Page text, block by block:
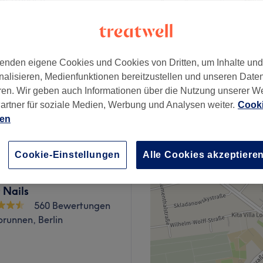
ab 5 €
ab 40 €
Nails
560 Bewertungen
Berlin
eigene Cookies und Cookies von Dritten, um Inhalte
Medienfunktionen bereitzustellen und unseren
Wir geben auch Informationen über die Nutzung unserer
für soziale Medien, Werbung und Analysen weiter.
Cookie-Einstellungen Alle Cookies akzeptieren